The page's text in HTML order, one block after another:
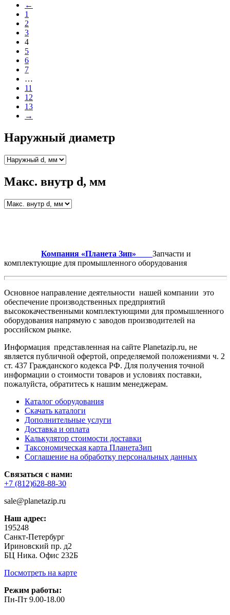
←
1
2
3
4
5
6
7
…
11
12
13
→
Наружный диаметр
Макс. внутр d, мм
Компания «Планета Зип» Запчасти и
комплектующие для промышленного оборудования
Основное направление деятельности нашей компании это
обеспечение производственных предприятий
высококачественными комплектующими для промышленного
оборудования напрямую с заводов производителей на
российском рынке.
Информация представленная на сайте Planetazip.ru, не
является публичной офертой, определяемой положениями ч. 2
ст. 437 Гражданского кодекса РФ. Для получения точной
информации о стоимости товаров и условиях поставки,
пожалуйста, обратитесь к нашим менеджерам.
Каталог оборудования
Скачать каталоги
Дополнительные услуги
Доставка и оплата
Калькулятор стоимости доставки
Таксономическая карта ПланетаЗип
Соглашение на обработку персональных данных
Связаться с нами:
+7 (812)628-88-30
sale@planetazip.ru
Наш адрес:
195248
Санкт-Петербург
Ириновский пр. д2
БЦ Ника. Офис 232Б
Посмотреть на карте
Режим работы:
Пн-Пт 9.00-18.00